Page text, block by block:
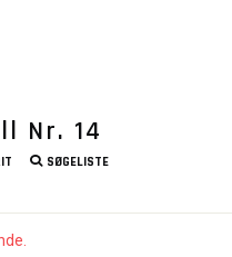
Nr. 14
SØGELISTE